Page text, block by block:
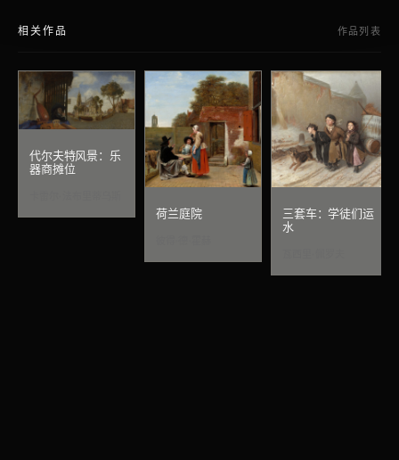
相关作品 作品列表
代尔夫特风景：乐
器商摊位
荷兰庭院
三套车：学徒们运
水